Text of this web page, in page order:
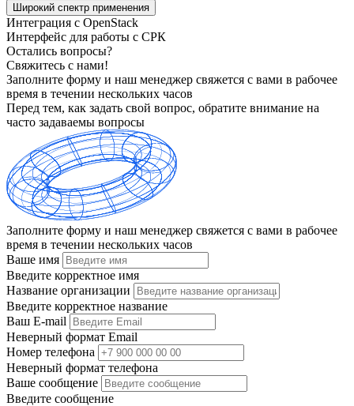
Широкий спектр применения
Интеграция с OpenStack
Интерфейс для работы с СРК
Остались вопросы?
Свяжитесь с нами!
Заполните форму и наш менеджер свяжется с вами в рабочее
время в течении нескольких часов
Перед тем, как задать свой вопрос, обратите внимание на
часто задаваемы вопросы
Заполните форму и наш менеджер свяжется с вами в рабочее
время в течении нескольких часов
Ваше имя
Введите корректное имя
Название организации
Введите корректное название
Ваш E-mail
Неверный формат Email
Номер телефона
Неверный формат телефона
Ваше сообщение
Введите сообщение